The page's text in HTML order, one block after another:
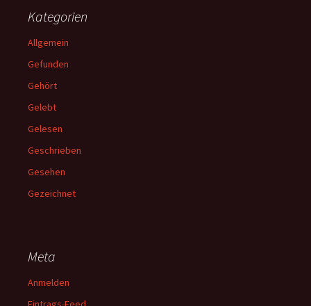
Kategorien
Allgemein
Gefunden
Gehört
Gelebt
Gelesen
Geschrieben
Gesehen
Gezeichnet
Meta
Anmelden